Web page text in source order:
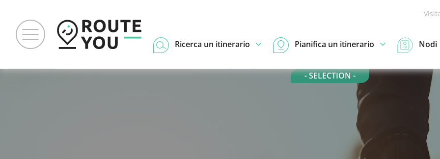
Ricerca un itinerario Pianifica un itinerario Nodi
- SELECTION -